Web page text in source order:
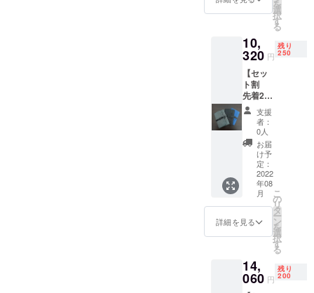
になる
可能性
もござ
いま
す。 ※
ご注文
状況、
使用部
材の供
給状
況、製
造工程
上の都
合等に
より出
が遅れ
る場合
合、正
規販売
価格が
販売予
定価格
より下
がる可
能性も
ござい
ます。
※開発中
の製品
につき
まして
は、デ
ザイ
ン・仕
可能性
もござ
いま
点 一般
販売予
格
6800円
の
20%OF
F＋送料
800円
※色はグ
レー、
ダーク
グ
レー、
ブルー
の3色か
らお選
びいた
だけま
す。 ※
より量
産体制
が向上
を
選
択
す
る
10,
320 円
残り
250
【セッ
ト割
先着250
名様】
完成し
た製品2
個
30％割
引 完成
した製
品×2個
13,600
円 の
30%OF
F＋送料
800円 ※
レー、
ダーク
グ
支援
者：
0人
お届
け予
定：
2022
年08
月
詳細を見る
こ
の
リ
タ
ー
ン
を
選
択
す
る
14,
060 円
残り
200